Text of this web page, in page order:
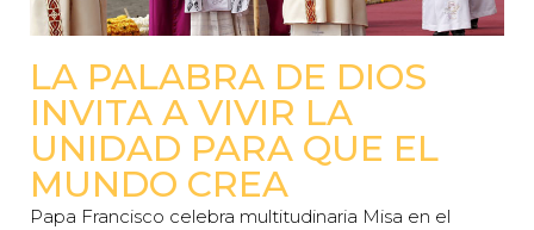
LA PALABRA DE DIOS
INVITA A VIVIR LA
UNIDAD PARA QUE EL
MUNDO CREA
Papa Francisco celebra multitudinaria Misa en el